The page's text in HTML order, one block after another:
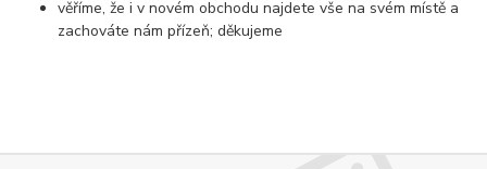
věříme, že i v novém obchodu najdete vše na svém místě a
zachováte nám přízeň; děkujeme